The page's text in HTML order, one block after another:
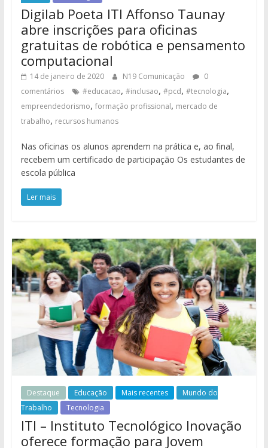
Digilab Poeta ITI Affonso Taunay
abre inscrições para oficinas
gratuitas de robótica e pensamento
computacional
14 de janeiro de 2020 N19 Comunicação
0
comentários
#educacao, #inclusao, #pcd, #tecnologia,
empreendedorismo, formação profissional, mercado de
trabalho, recursos humanos
Nas oficinas os alunos aprendem na prática e, ao final,
recebem um certificado de participação Os estudantes de
escola pública
Ler mais
Destaque Educação Mais recentes
Mundo do
Trabalho
Tecnologia
ITI – Instituto Tecnológico Inovação
oferece formação para Jovem